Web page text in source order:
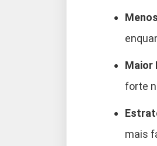
Maior
forte
mais